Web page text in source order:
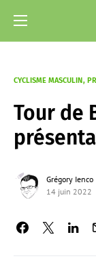
CYCLISME MASCULIN
Tour de
Grégory Ienco
14 juin 2022